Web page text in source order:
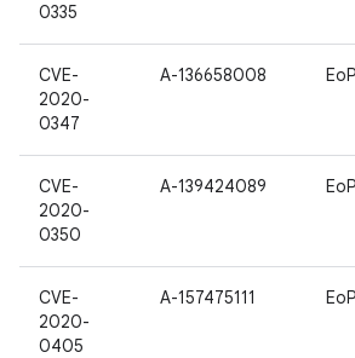
0335
CVE-
2020-
0347
A-136658008 EoP
CVE-
2020-
0350
A-139424089 EoP
CVE-
2020-
0405
A-157475111 EoP